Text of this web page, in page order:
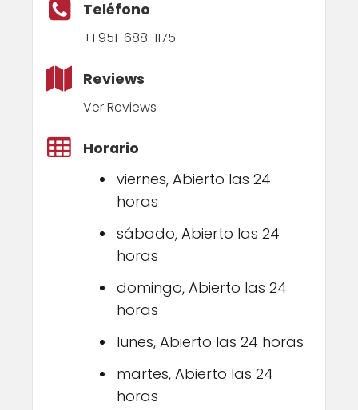
Teléfono
+1 951-688-1175
Reviews
Ver Reviews
Horario
viernes, Abierto las 24
horas
sábado, Abierto las 24
horas
domingo, Abierto las 24
horas
lunes, Abierto las 24 horas
martes, Abierto las 24
horas